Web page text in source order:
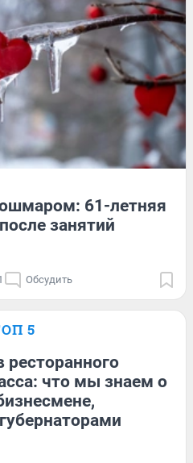
61-летняя
занятий
Обсудить
5
ресторанного
что мы знаем о